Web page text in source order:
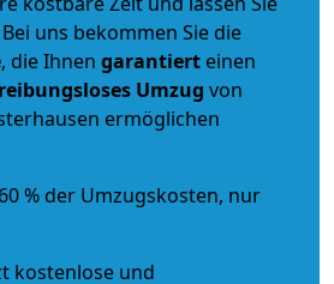
uns bekommen Sie die
, die Ihnen garantiert einen
reibungsloses Umzug von
ermöglichen
% der Umzugskosten, nur
kostenlose und